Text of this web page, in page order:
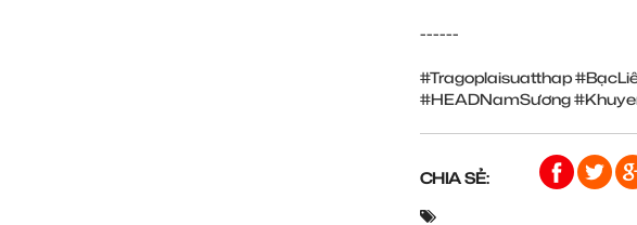
------
#Tragoplaisuatthap
#HEADNamSương
CHIA SẺ: